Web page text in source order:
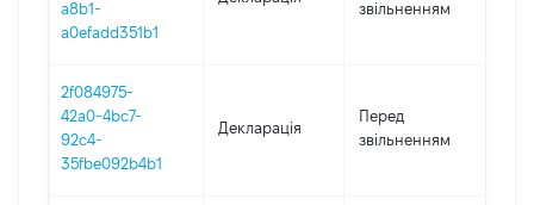
a8b1-
a0efadd351b1
звільненням
2f084975-
42a0-4bc7-
92c4-
35fbe092b4b1
Декларація
Перед
звільненням